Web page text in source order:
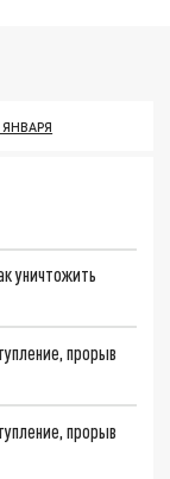
уничтожить
прорыв
прорыв